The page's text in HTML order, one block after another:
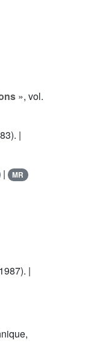
», vol.
|
| MR
|